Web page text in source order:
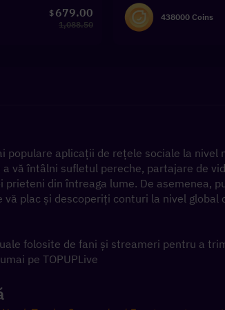
$ 679.00
1,088.50
438000 Coins
populare aplicații de rețele sociale la nivel
vă întâlni sufletul pereche, partajare de
prieteni din întreaga lume. De asemenea,
plac și descoperiți conturi la nivel global
folosite de fani și streameri pentru a
pe TOPUPLive